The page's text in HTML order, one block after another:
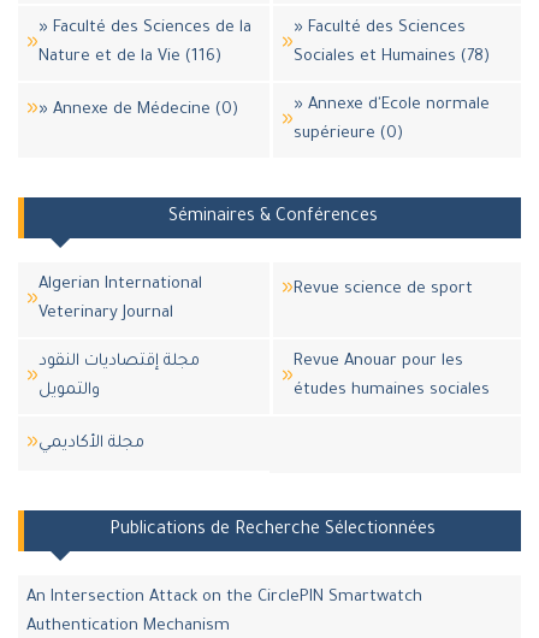
» Faculté des Sciences de la
Nature et de la Vie (116)
» Faculté des Sciences
Sociales et Humaines (78)
» Annexe de Médecine (0)
» Annexe d'Ecole normale
supérieure (0)
Séminaires & Conférences
Algerian International
Veterinary Journal
Revue science de sport
مجلة إقتصاديات النقود
والتمويل
Revue Anouar pour les
études humaines sociales
مجلة اﻷكاديمي
Publications de Recherche Sélectionnées
An Intersection Attack on the CirclePIN Smartwatch
Authentication Mechanism